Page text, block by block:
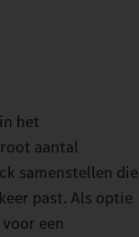
het
aantal
samenstellen die
past. Als optie
een